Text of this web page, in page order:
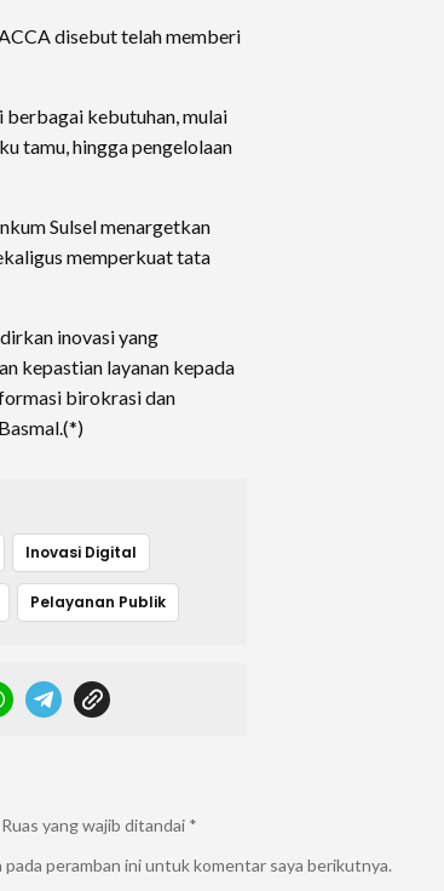
disebut telah memberi
kebutuhan, mulai
tamu, hingga pengelolaan
Sulsel menargetkan
memperkuat tata
inovasi yang
kepastian layanan kepada
birokrasi dan
Inovasi Digital
Pelayanan Publik
Ruas yang wajib ditandai *
pada peramban ini untuk komentar saya berikutnya.